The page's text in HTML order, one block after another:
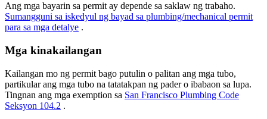
Ang mga bayarin sa permit ay depende sa saklaw ng trabaho.
Sumangguni sa iskedyul ng bayad sa plumbing/mechanical permit
para sa mga detalye .
Mga kinakailangan
Kailangan mo ng permit bago putulin o palitan ang mga tubo,
partikular ang mga tubo na tatatakpan ng pader o ibabaon sa lupa.
Tingnan ang mga exemption sa San Francisco Plumbing Code
Seksyon 104.2 .